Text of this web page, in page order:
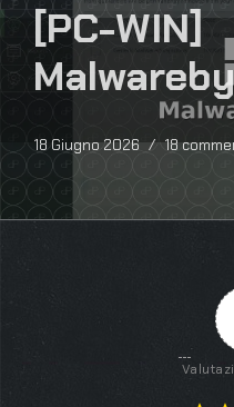
[PC-WIN]
18 Giugno 2026 18